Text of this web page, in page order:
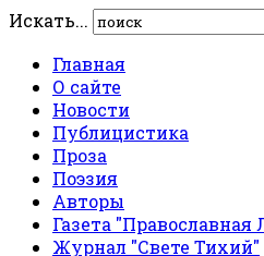
Искать...
Главная
О сайте
Новости
Публицистика
Проза
Поэзия
Авторы
Газета
Журнал "Свете Тихий"